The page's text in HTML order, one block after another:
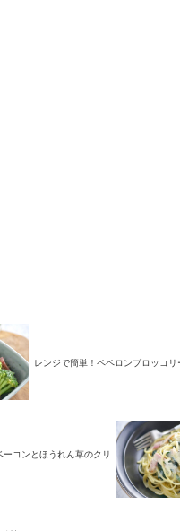
レンジで簡単！ペペロンブロッコリ
コンとほうれん草のクリ